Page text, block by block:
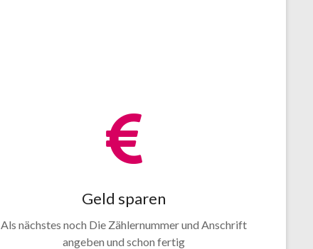
Geld sparen
Als nächstes noch Die Zählernummer und Anschrift
angeben und schon fertig